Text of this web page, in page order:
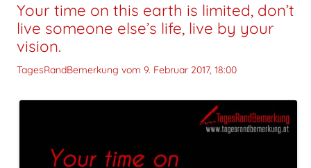
Your time on this earth is limited, don’t
live someone else’s life, live by your
vision.
TagesRandBemerkung vom 9. Februar 2017, 18:00